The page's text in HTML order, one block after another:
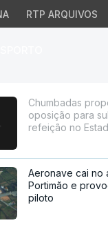
RTP ARQUIVOS
Chumbadas
oposição para
refeição no
Aeronave cai no
Portimão e
piloto